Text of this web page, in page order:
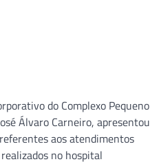
do Complexo Pequeno
Álvaro Carneiro, apresentou
aos atendimentos
realizados no hospital